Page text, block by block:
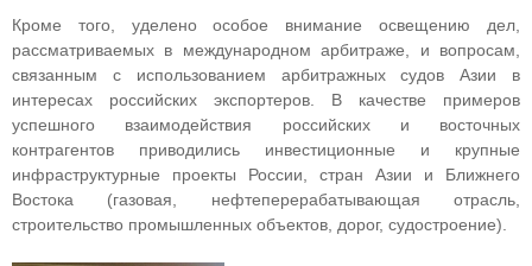
Кроме того, уделено особое внимание освещению дел,
рассматриваемых в международном арбитраже, и вопросам,
связанным с использованием арбитражных судов Азии в
интересах российских экспортеров. В качестве примеров
успешного взаимодействия российских и восточных
контрагентов приводились инвестиционные и крупные
инфраструктурные проекты России, стран Азии и Ближнего
Востока (газовая, нефтеперерабатывающая отрасль,
строительство промышленных объектов, дорог, судостроение).